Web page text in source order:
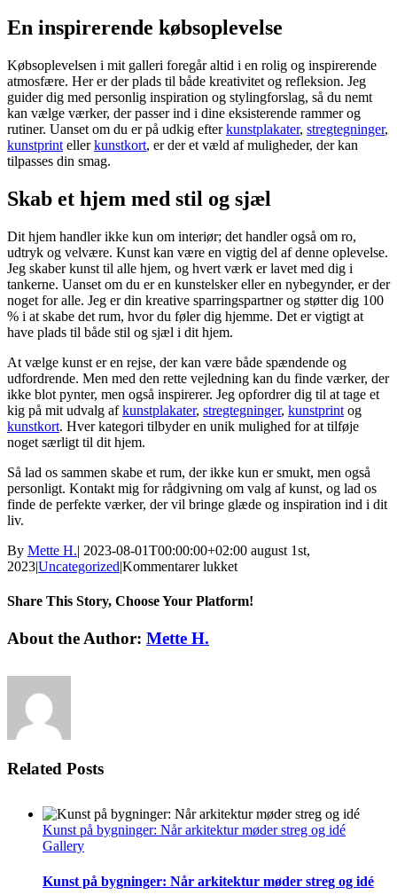
En inspirerende købsoplevelse
Købsoplevelsen i mit galleri foregår altid i en rolig og inspirerende
atmosfære. Her er der plads til både kreativitet og refleksion. Jeg
guider dig med personlig inspiration og stylingforslag, så du nemt
kan vælge værker, der passer ind i dine eksisterende rammer og
rutiner. Uanset om du er på udkig efterkunstplakater, stregtegninger,
kunstprint ellerkunstkort, er der et væld af muligheder, der kan
tilpasses din smag.
Skab et hjem med stil og sjæl
Dit hjem handler ikke kun om interiør; det handler også om ro,
udtryk og velvære. Kunst kan være en vigtig del af denne oplevelse.
Jeg skaber kunst til alle hjem, og hvert værk er lavet med dig i
tankerne. Uanset om du er en kunstelsker eller en nybegynder, er der
noget for alle. Jeg er din kreative sparringspartner og støtter dig 100
% i at skabe det rum, hvor du føler dig hjemme. Det er vigtigt at
have plads til både stil og sjæl i dit hjem.
At vælge kunst er en rejse, der kan være både spændende og
udfordrende. Men med den rette vejledning kan du finde værker, der
ikke blot pynter, men også inspirerer. Jeg opfordrer dig til at tage et
kig på mit udvalg afkunstplakater, stregtegninger, kunstprint og
kunstkort. Hver kategori tilbyder en unik mulighed for at tilføje
noget særligt til dit hjem.
Så lad os sammen skabe et rum, der ikke kun er smukt, men også
personligt. Kontakt mig for rådgivning om valg af kunst, og lad os
finde de perfekte værker, der vil bringe glæde og inspiration ind i dit
liv.
By Mette H.| 2023-08-01T00:00:00+02:00 august 1st,
2023|Uncategorized|Kommentarer lukkettil
galleri
Share This Story, Choose Your Platform!
Facebook
Twitter
Linkedin
Reddit
Tumblr
Google+
Pinterest
Vk
Email
About the Author: Mette H.
Related Posts
Kunst på bygninger: Når arkitektur møder streg og idé
Gallery
Kunst på bygninger: Når arkitektur møder streg og idé